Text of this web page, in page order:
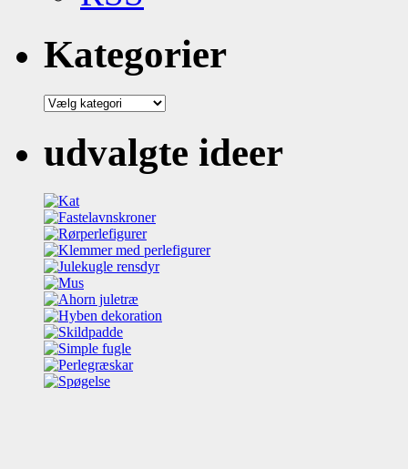
Kategorier
Kategorier
udvalgte ideer